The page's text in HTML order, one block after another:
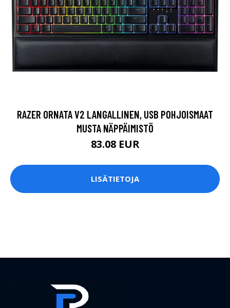
RAZER ORNATA V2 LANGALLINEN, USB POHJOISMAAT
MUSTA NÄPPÄIMISTÖ
83.08 EUR
LISÄTIETOJA